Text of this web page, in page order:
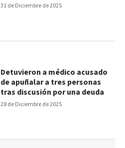
31 de Diciembre de 2025
28 de Diciembre de 2025
Detuvieron a médico acusado
de apuñalar a tres personas
tras discusión por una deuda